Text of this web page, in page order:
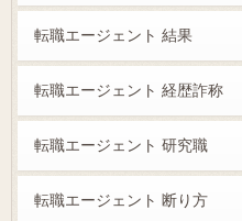
転職エージェント 結果
転職エージェント 経歴詐称
転職エージェント 研究職
転職エージェント 断り方